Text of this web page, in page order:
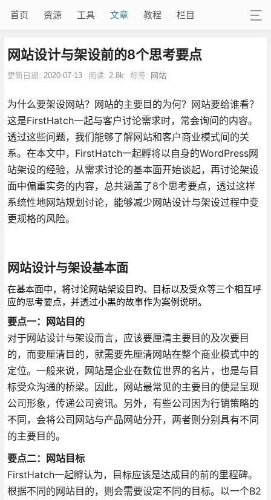
首页 资源 工具 文章 教程 栏目
网站设计与架设前的8个思考要点
更新日期: 2020-07-13 阅读: 2.8k 标签: 网站
为什么要架设网站？网站的主要目的为何？网站要给谁看？
这是FirstHatch一起与客户讨论需求时，常会询问的内容。
透过这些问题，我们能够了解网站和客户商业模式间的关
系。在本文中，FirstHatch一起孵将以自身的WordPress网
站架设的经验，从需求讨论的基本面开始谈起，再讨论架设
面中偏重实务的内容，总共涵盖了8个思考要点，透过这样
系统性地网站规划讨论，能够减少网站设计与架设过程中变
更规格的风险。
网站设计与架设基本面
在基本面中，将讨论网站架设目旳、目标以及受众等三个相互呼
应的思考要点，并透过小黑的故事作为案例说明。
要点一：网站目的
对于网站设计与架设而言，应该要厘清主要目的及次要目
的，而要厘清目的，就需要先厘清网站在整个商业模式中的
定位。一般来说，网站是企业在数位世界的名片，也是与目
标受众沟通的桥梁。因此，网站最常见的主要目的便是呈现
公司形象，传递公司资讯。另外，有些公司因为行销策略的
不同，会将公司网站与产品网站分开，两者则分别具有不同
的主要目的。
要点二：网站目标
FirstHatch一起孵认为，目标应该是达成目的前的里程碑。
根据不同的网站目的，则会需要设定不同的目标。以一个B2